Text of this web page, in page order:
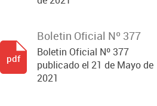
Boletin Oficial Nº 377
Boletin Oficial Nº 377
publicado el 21 de Mayo de
2021
pdf